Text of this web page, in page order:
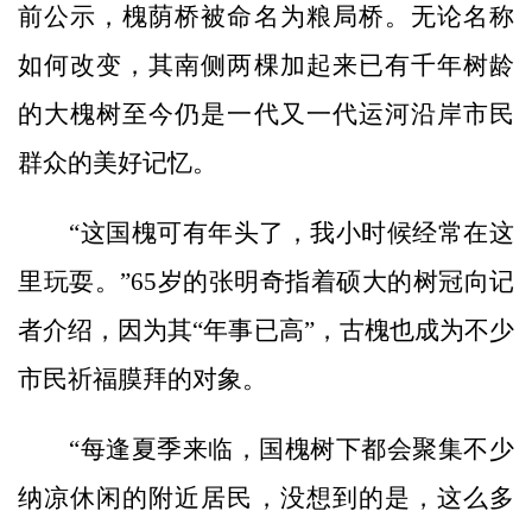
前公示，槐荫桥被命名为粮局桥。无论名称
如何改变，其南侧两棵加起来已有千年树龄
的大槐树至今仍是一代又一代运河沿岸市民
群众的美好记忆。
“这国槐可有年头了，我小时候经常在这
里玩耍。”65岁的张明奇指着硕大的树冠向记
者介绍，因为其“年事已高”，古槐也成为不少
市民祈福膜拜的对象。
“每逢夏季来临，国槐树下都会聚集不少
纳凉休闲的附近居民，没想到的是，这么多